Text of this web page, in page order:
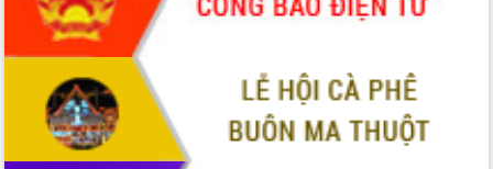
Đảm bảo cuộc bầu cử đại biểu Quốc
hội và đại biểu HĐND các cấp diễn ra
an toàn, hiệu quả, đúng quy định
Thủ tướng Chính phủ Phạm Minh Chính
kiểm tra, chỉ đạo hoàn thành các dự
án cao tốc và thăm khu tái định cư tại
Đắk Lắk